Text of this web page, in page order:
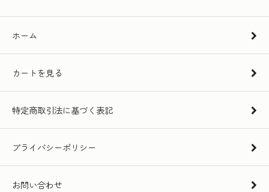
ホーム
カートを見る
特定商取引法に基づく表記
プライバシーポリシー
お問い合わせ